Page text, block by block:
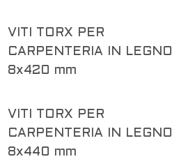
VITI TORX PER
CARPENTERIA IN LEGNO
8x420 mm
VITI TORX PER
CARPENTERIA IN LEGNO
8x440 mm